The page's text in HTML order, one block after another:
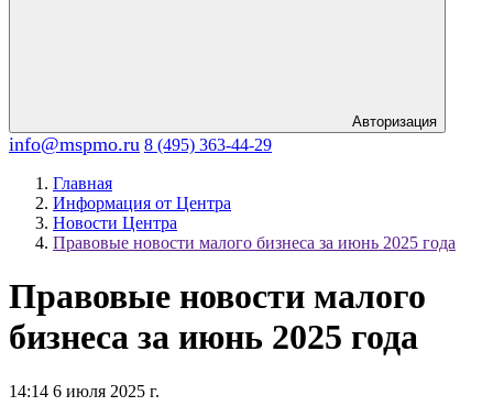
Авторизация
info@mspmo.ru 8 (495) 363-44-29
Главная
Информация от Центра
Новости Центра
Правовые новости малого бизнеса за июнь 2025 года
Правовые новости малого
бизнеса за июнь 2025 года
14:14 6 июля 2025 г.